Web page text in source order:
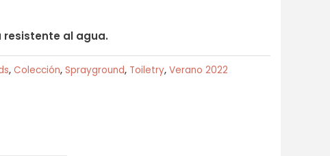
al agua.
, Colección, Sprayground, Toiletry, Verano 2022